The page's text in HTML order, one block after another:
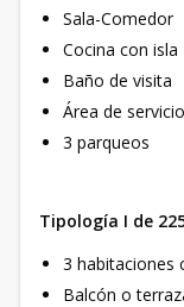
Sala-Comedor
Cocina con isla
Baño de visita
Área de
3 parqueos
Tipología I de
3 habitaciones
Balcón o